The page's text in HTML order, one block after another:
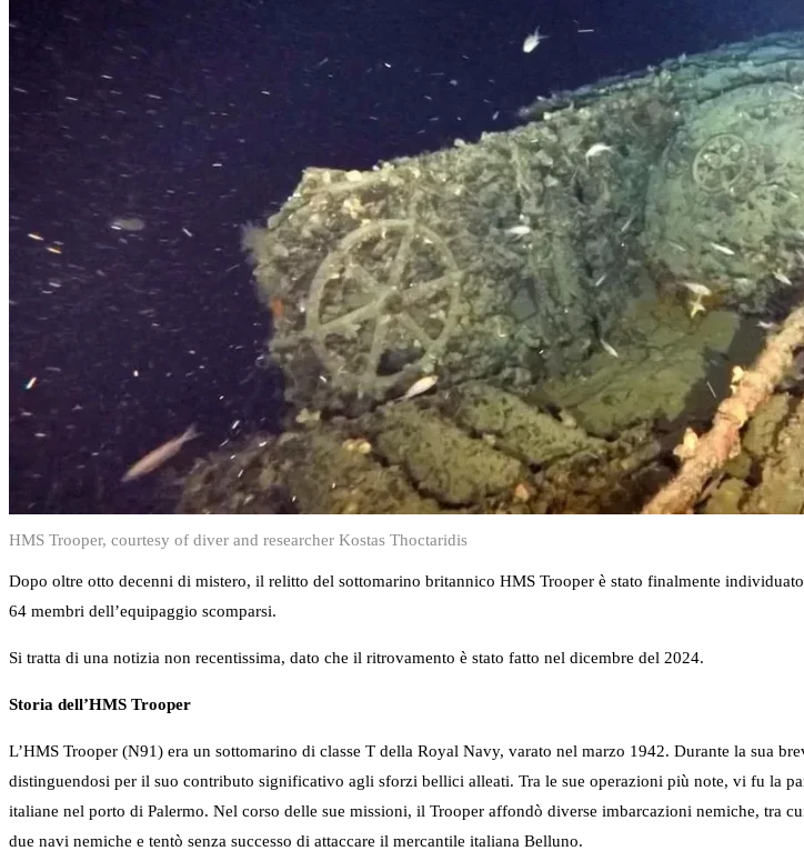
HMS Trooper, courtesy of diver and researcher Kostas Thoctaridis
Dopo oltre otto decenni di mistero, il relitto del sottomarino britannico HMS Trooper è stato finalmente
64 membri dell’equipaggio scomparsi.
Si tratta di una notizia non recentissima, dato che il ritrovamento è stato fatto nel dicembre del 2024.
Storia dell’HMS Trooper
L’HMS Trooper (N91) era un sottomarino di classe T della Royal Navy, varato nel marzo 1942. Durante la sua
distinguendosi per il suo contributo significativo agli sforzi bellici alleati. Tra le sue operazioni più note, vi fu la
italiane nel porto di Palermo. Nel corso delle sue missioni, il Trooper affondò diverse imbarcazioni nemiche, tra
due navi nemiche e tentò senza successo di attaccare il mercantile italiana Belluno.